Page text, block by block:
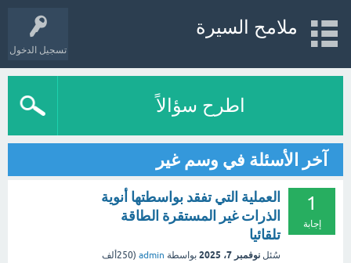
تسجيل الدخول
ملامح السيرة
اطرح سؤالاً
آخر الأسئلة في وسم غير
1
إجابة
العملية التي تفقد بواسطتها أنوية
الذرات غير المستقرة الطاقة
تلقائيا
سُئل نوفمبر 7، 2025 بواسطة admin
(250ألف